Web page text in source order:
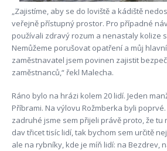
„Zajistíme, aby se do loviště a kádiště
veřejně přístupný prostor. Pro případné
používali zdravý rozum a nenastaly kolize
Nemůžeme porušovat opatření a můj
zaměstnavatel jsem povinen zajistit
zaměstnanců,“ řekl Malecha.
Ráno bylo na hrázi kolem 20 lidí. Jeden
Příbrami. Na výlovu Rožmberka byli poprvé.
zadruhé jsme sem přijeli právě proto, že tu
dav třicet tisíc lidí, tak bychom sem určitě
ale na rybníky, kde je míň lidí: na Bezdrev,